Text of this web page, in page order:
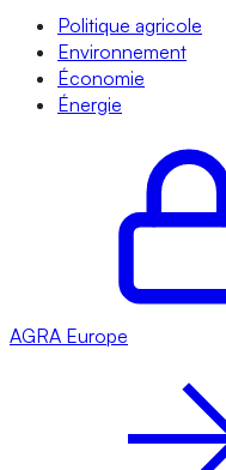
Politique agricole
Environnement
Économie
Énergie
AGRA Europe